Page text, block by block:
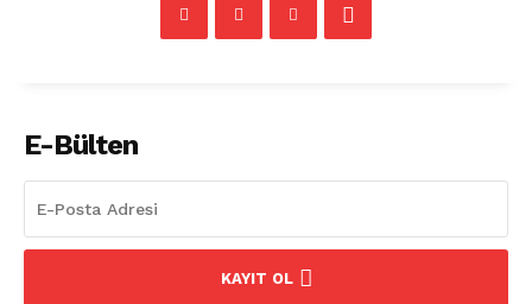
E-Bülten
KAYIT OL